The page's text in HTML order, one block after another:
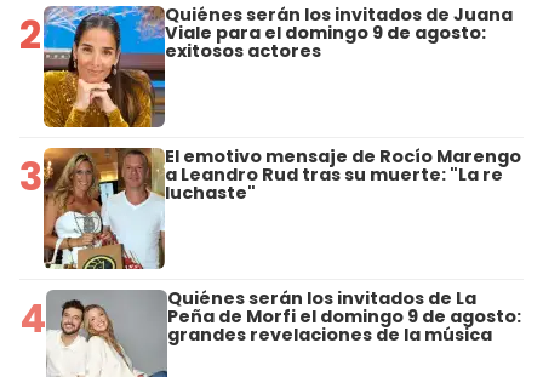
2 Quiénes serán los invitados de Juana
Viale para el domingo 9 de agosto:
exitosos actores
3 El emotivo mensaje de Rocío Marengo
a Leandro Rud tras su muerte: "La re
luchaste"
4 Quiénes serán los invitados de La
Peña de Morfi el domingo 9 de agosto:
grandes revelaciones de la música